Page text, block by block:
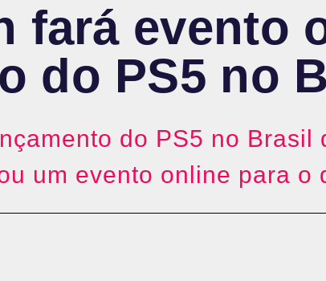
fará evento
do PS5 no
do PS5 no
um evento online para o